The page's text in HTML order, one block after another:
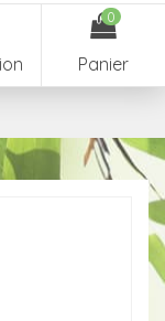
0
Panier